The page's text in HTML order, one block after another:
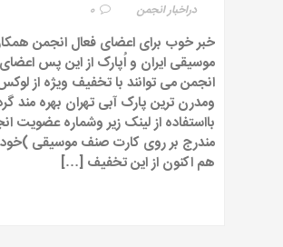
دراخبار انجمن 0
خبر خوب برای اعضای فعال انجمن
موسیقی ایران و اُپارک از این پس
انجمن می توانند با تخفیف ویژه از
و‌مدرن ترین پارک آبی تهران بهره مند
بااستفاده از لینک زیر و‌شماره عضویت
مندرج بر روی کارت صنف موسیقی )خود
هم اکنون از این تخفیف […]